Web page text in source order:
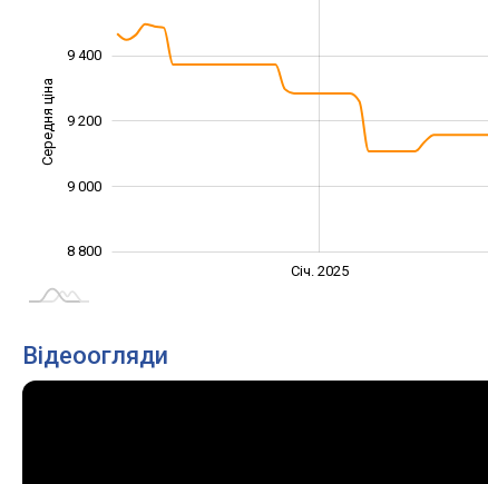
Середня ціна 8 900
8 800
9 000
9 200
9 400
Січ. 2025
Відеоогляди